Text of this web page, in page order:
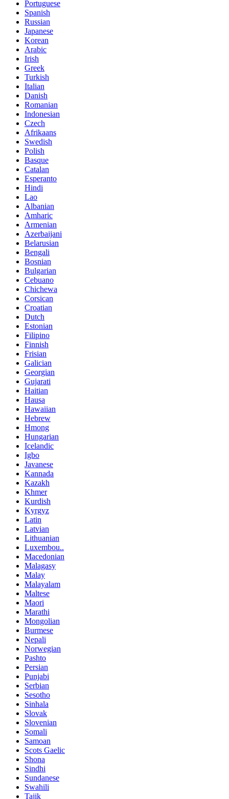
Portuguese
Spanish
Russian
Japanese
Korean
Arabic
Irish
Greek
Turkish
Italian
Danish
Romanian
Indonesian
Czech
Afrikaans
Swedish
Polish
Basque
Catalan
Esperanto
Hindi
Lao
Albanian
Amharic
Armenian
Azerbaijani
Belarusian
Bengali
Bosnian
Bulgarian
Cebuano
Chichewa
Corsican
Croatian
Dutch
Estonian
Filipino
Finnish
Frisian
Galician
Georgian
Gujarati
Haitian
Hausa
Hawaiian
Hebrew
Hmong
Hungarian
Icelandic
Igbo
Javanese
Kannada
Kazakh
Khmer
Kurdish
Kyrgyz
Latin
Latvian
Lithuanian
Luxembou..
Macedonian
Malagasy
Malay
Malayalam
Maltese
Maori
Marathi
Mongolian
Burmese
Nepali
Norwegian
Pashto
Persian
Punjabi
Serbian
Sesotho
Sinhala
Slovak
Slovenian
Somali
Samoan
Scots Gaelic
Shona
Sindhi
Sundanese
Swahili
Tajik